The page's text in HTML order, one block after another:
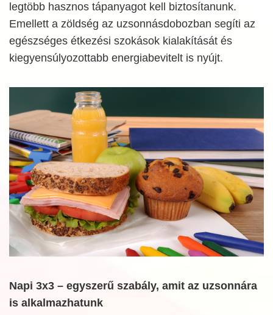
legtöbb hasznos tápanyagot kell biztosítanunk.
Emellett a zöldség az uzsonnásdobozban segíti az
egészséges étkezési szokások kialakítását és
kiegyensúlyozottabb energiabevitelt is nyújt.
Napi 3x3 – egyszerű szabály, amit az uzsonnára
is alkalmazhatunk